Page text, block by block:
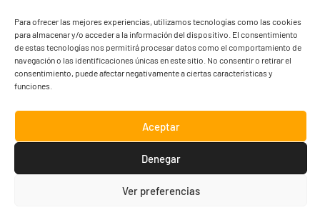
Para ofrecer las mejores experiencias, utilizamos tecnologías como las cookies
para almacenar y/o acceder a la información del dispositivo. El consentimiento
de estas tecnologías nos permitirá procesar datos como el comportamiento de
navegación o las identificaciones únicas en este sitio. No consentir o retirar el
consentimiento, puede afectar negativamente a ciertas características y
funciones.
Aceptar
Denegar
Ver preferencias
Design & developed by
adestic.com